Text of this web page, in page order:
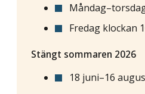
Fredag klockan
Stängt sommaren 2026
18 juni–16